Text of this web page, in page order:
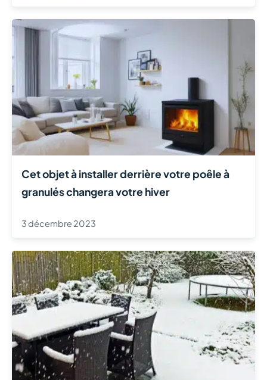
Cet objet à installer derrière votre poêle à
granulés changera votre hiver
3 décembre 2023